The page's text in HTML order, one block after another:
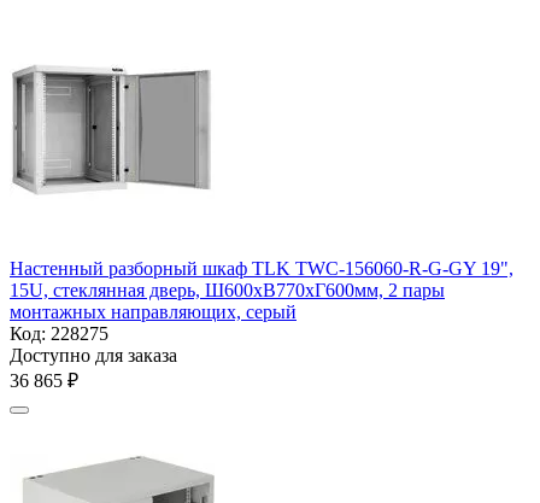
Настенный разборный шкаф TLK TWC-156060-R-G-GY 19",
15U, стеклянная дверь, Ш600хВ770хГ600мм, 2 пары
монтажных направляющих, серый
Код: 228275
Доступно для заказа
36 865 ₽